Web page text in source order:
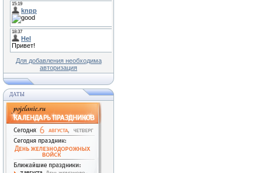
Для добавления необходима
авторизация
ДАТЫ